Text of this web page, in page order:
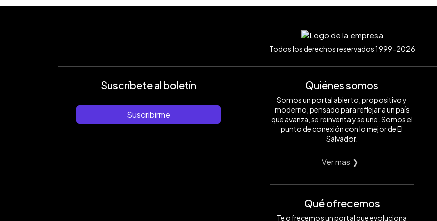
Todos los derechos reservados 1999-2026
Suscríbete al boletín
Suscribirme
Quiénes somos
Somos un portal abierto, propositivo y
moderno, pensado para reflejar a un país
que avanza, se reinventa y se une. Somos el
punto de conexión con lo mejor de El
Salvador.
Ver mas ❯
Qué ofrecemos
Te ofrecemos un portal que evoluciona